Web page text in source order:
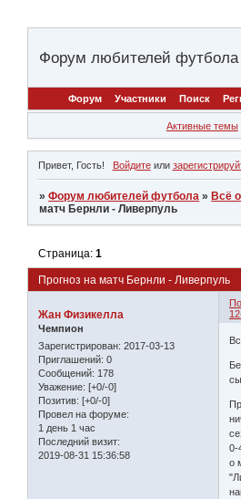
Форум любителей футбола
Форум Участники Поиск
Активные темы
Привет, Гость! Войдитеили
»Форум любителей футбола » Всё
матч Бернли - Ливерпуль
Прогноз на матч Бернли - Ливерпуль
Страница:1
Жан Физикелла
Чемпион
Зарегистрирован: 2017-03-13
Приглашений: 0
Сообщений: 178
Уважение: [+0/-0]
Позитив: [+0/-0]
Провел на форуме:
1 день 1 час
Последний визит:
2019-08-31 15:36:58
0-
о